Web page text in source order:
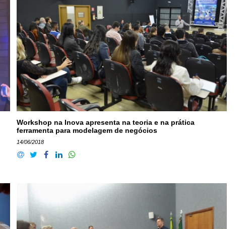
Workshop na Inova apresenta na teoria e na prática
ferramenta para modelagem de negócios
14/06/2018